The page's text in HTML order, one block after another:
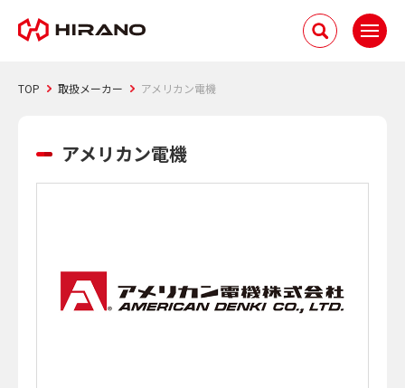
TOP 取扱メーカー アメリカン電機
アメリカン電機